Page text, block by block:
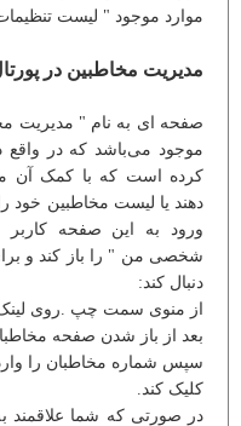
موارد موجود " لیست
مدیریت مخاطبین در
صفحه ای به نام " مدیریت
موجود می‌باشد که در واقع
کرده است که با کمک آن
دهند یا لیست مخاطبین خود
ورود به این صفحه کاربر
شخصی من " را باز کند و
دنبال کند:
از منوی سمت چپ .روی لینک
بعد از باز شدن صفحه
سپس شماره مخاطبان را
کلیک کند.
در صورتی که شما علاقمند